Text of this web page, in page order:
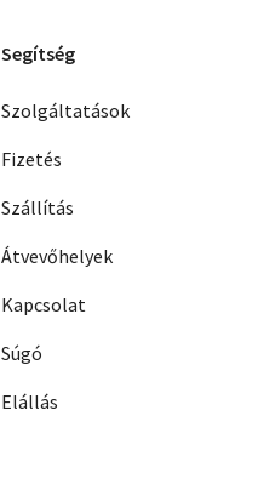
Segítség
Szolgáltatások
Fizetés
Szállítás
Átvevőhelyek
Kapcsolat
Súgó
Elállás